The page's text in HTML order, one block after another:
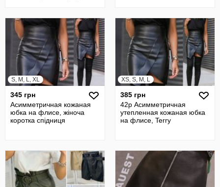
S, M, L, XL
345 грн
Асимметричная кожаная
юбка на флисе, жіноча
коротка спідниця
XS, S, M, L
385 грн
42р Асимметричная
утепленная кожаная юбка
на флисе, Terry